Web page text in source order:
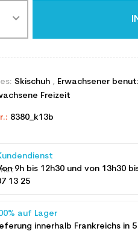
Skischuh , Erwachsener
Freizeit
8380_k13b
9h bis 12h30 und von 13h30
13 25
auf Lager
innerhalb Frankreichs in